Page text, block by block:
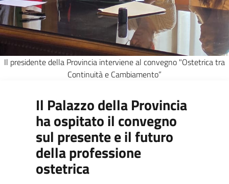
Il presidente della Provincia interviene al convegno "Ostetrica tra
Continuità e Cambiamento”
Il Palazzo della Provincia
ha ospitato il convegno
sul presente e il futuro
della professione
ostetrica